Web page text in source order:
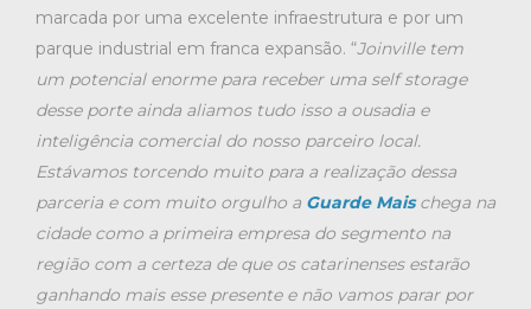
marcada por uma excelente infraestrutura e por um
parque industrial em franca expansão. “Joinville tem
um potencial enorme para receber uma self storage
desse porte ainda aliamos tudo isso a ousadia e
inteligência comercial do nosso parceiro local.
Estávamos torcendo muito para a realização dessa
parceria e com muito orgulho a Guarde Maischega na
cidade como a primeira empresa do segmento na
região com a certeza de que os catarinenses estarão
ganhando mais esse presente e não vamos parar por